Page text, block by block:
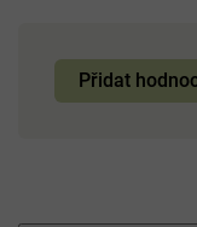
Přidat